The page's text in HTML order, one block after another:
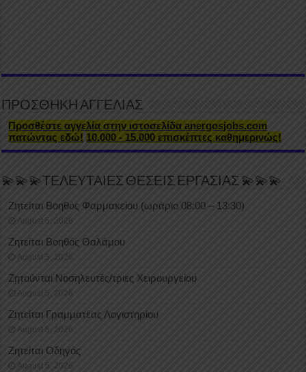
ΠΡΟΣΘΗΚΗ ΑΓΓΕΛΙΑΣ
Προσθέστε αγγελία στην ιστοσελίδα anergosjobs.com
πατώντας εδώ! 10.000 - 15.000 επισκέπτες καθημερινώς!
💫💫💫ΤΕΛΕΥΤΑΙΕΣ ΘΕΣΕΙΣ ΕΡΓΑΣΙΑΣ 💫💫💫
Ζητείται Βοηθός Φαρμακείου (ωράριο 08:00 – 13:30)
August 5, 2026
Ζητείται Βοηθός Θαλάμου
August 5, 2026
Ζητούνται Νοσηλευτές/τριες Χειρουργείου
August 5, 2026
Ζητείται Γραμματέας Λογιστηρίου
August 5, 2026
Ζητείται Οδηγός
August 5, 2026